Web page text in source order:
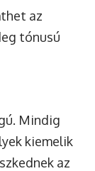
az
tónusú
Mindig
kiemelik
az